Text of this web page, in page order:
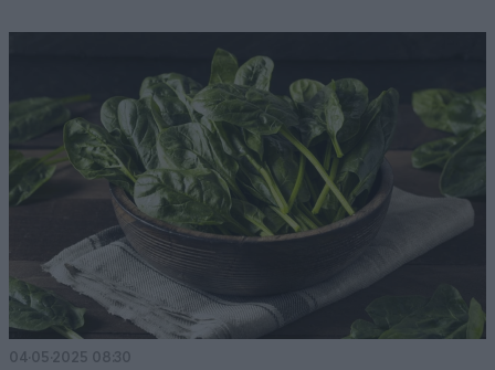
04·05·2025 08:30